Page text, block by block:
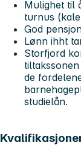
Mulighet til
turnus
God
Lønn ihht
Storfjord
de
studielån.